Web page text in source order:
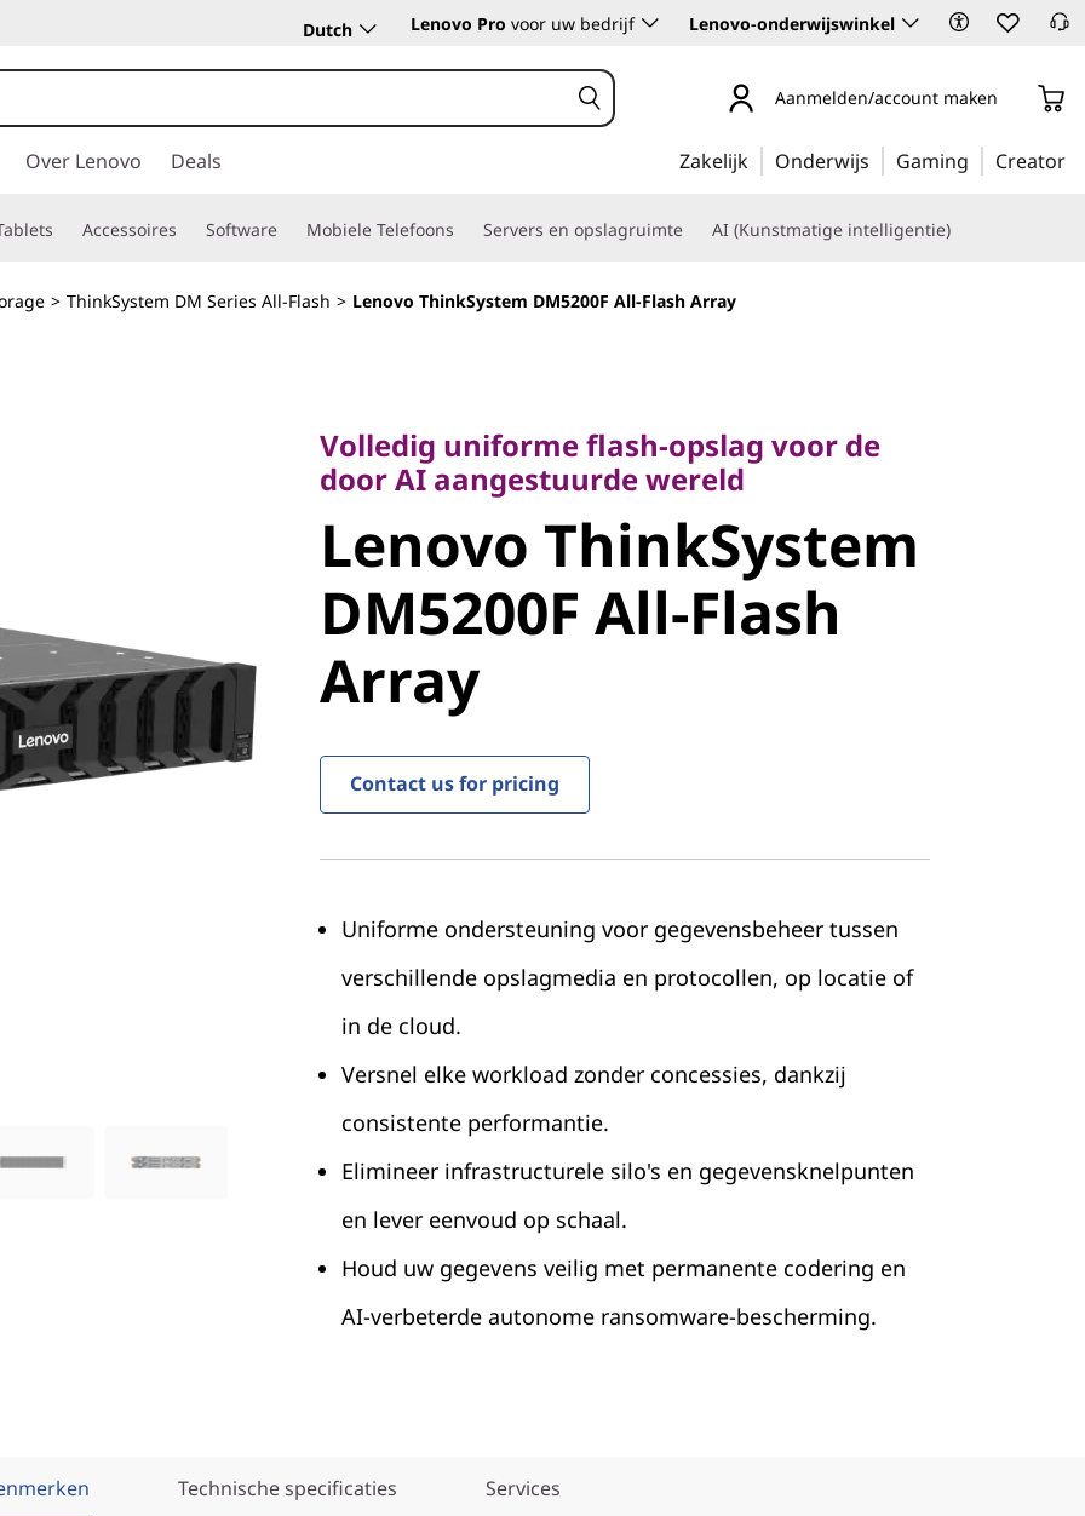
Dutch Lenovo Pro voor uw bedrijf Lenovo-onderwijswinkel
Aanmelden/account maken
Over Lenovo Deals Zakelijk Onderwijs Gaming Creator
Accessoires Software Mobiele Telefoons Servers en opslagruimte AI (Kunstmatige intelligentie)
> ThinkSystem DM Series All-Flash > Lenovo ThinkSystem DM5200F All-Flash Array
Lenovo
ThinkSystem
DM5200F All-Flash
Array
Volledig uniforme flash-opslag voor de
door AI aangestuurde wereld
Lenovo ThinkSystem
DM5200F All-Flash
Array
Contact us for pricing
Uniforme ondersteuning voor gegevensbeheer tussen
verschillende opslagmedia en protocollen, op locatie of
in de cloud.
Versnel elke workload zonder concessies, dankzij
consistente performantie.
Elimineer infrastructurele silo's en gegevensknelpunten
en lever eenvoud op schaal.
Houd uw gegevens veilig met permanente codering en
AI-verbeterde autonome ransomware-bescherming.
Technische specificaties Services